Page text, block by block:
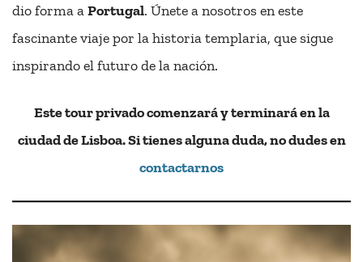
dio forma aPortugal. Únete a nosotros en este
fascinante viaje por la historia templaria, que sigue
inspirando el futuro de la nación.
Este tour privado comenzará y terminará en la
ciudad de Lisboa. Si tienes alguna duda, no dudes en
contactarnos